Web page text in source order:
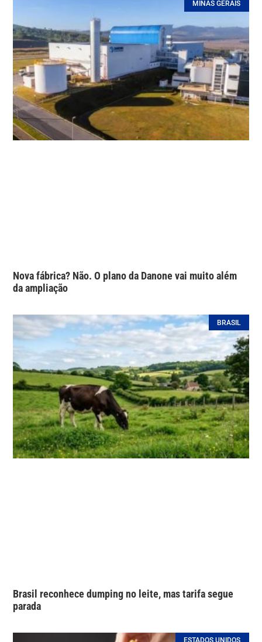
MINAS GERAIS
Nova fábrica? Não. O plano da Danone vai muito além
da ampliação
BRASIL
Brasil reconhece dumping no leite, mas tarifa segue
parada